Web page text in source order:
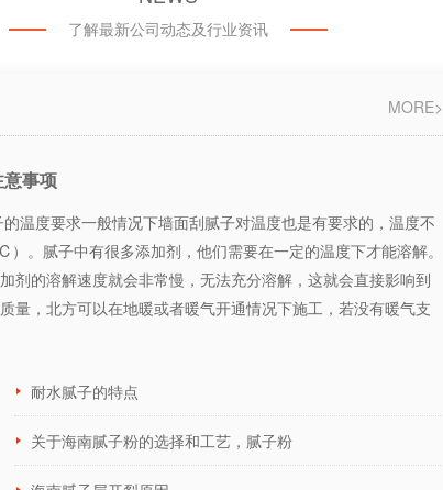
了解最新公司动态及行业资讯
MORE>
事项
温度要求一般情况下墙面刮腻子对温度也是有要求的，温度不
。腻子中有很多添加剂，他们需要在一定的温度下才能溶解。
剂的溶解速度就会非常慢，无法充分溶解，这就会直接影响到
量，北方可以在地暖或者暖气开通情况下施工，若没有暖气支
耐水腻子的特点
关于海南腻子粉的选择和工艺，腻子粉